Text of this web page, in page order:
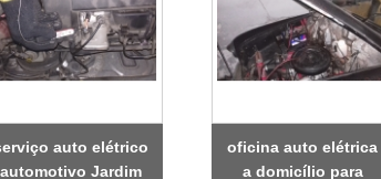
auto elétrico
automotivo Jardim
oficina auto elétrica
a domicílio para